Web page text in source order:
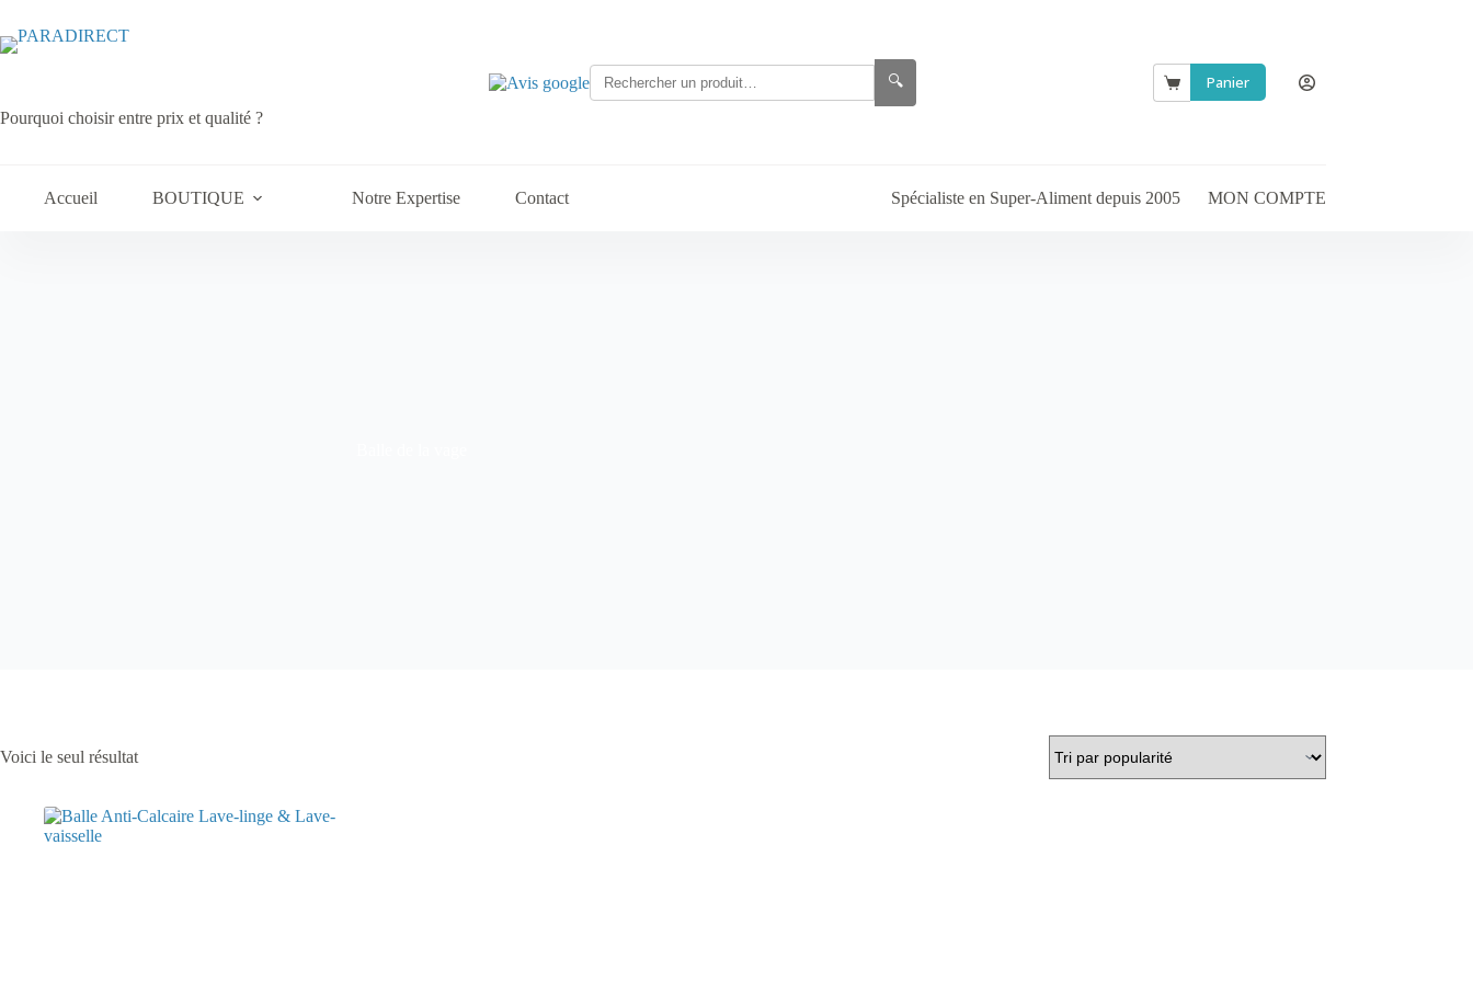
contenu
Pourquoi choisir entre prix et qualité ?
🔍
Panier Panier
Accueil BOUTIQUE Notre Expertise Contact Spécialiste en Super-Aliment depuis 2005 MON COMPTE
Voici le seul résultat